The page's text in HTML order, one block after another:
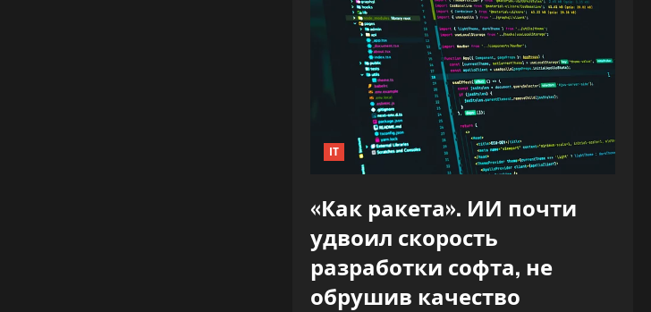
IT
«Как ракета». ИИ почти
удвоил скорость
разработки софта, не
обрушив качество